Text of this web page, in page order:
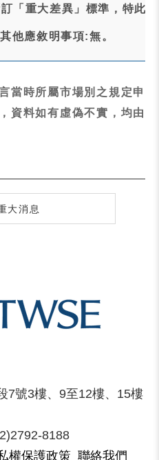
訂「重大差異」標準，特此
他應敘明事項:無。
當時所屬市場別之規定申
資料如有虛偽不實，均由
大消息
7號3樓、9至12樓、15樓
8188
權保護政策 聯絡我們